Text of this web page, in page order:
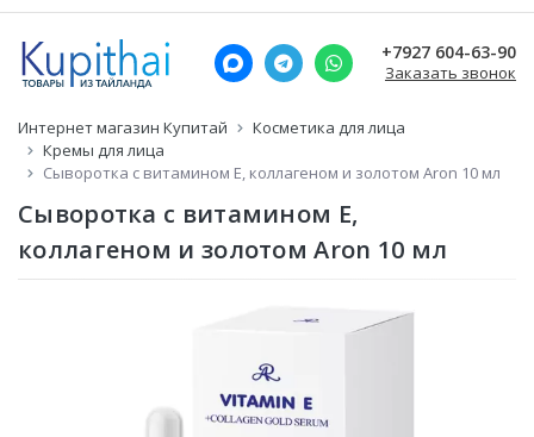
+7927 604-63-90
Заказать звонок
Интернет магазин Купитай
Косметика для лица
Кремы для лица
Сыворотка с витамином E, коллагеном и золотом Aron 10 мл
Сыворотка с витамином E,
коллагеном и золотом Aron 10 мл